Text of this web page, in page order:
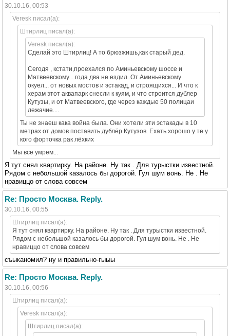
30.10.16, 00:53
Veresk писал(а):
Штирлиц писал(а):
Veresk писал(а):
Сделай это Штирлиц! А то брюзжишь,как старый дед.
Сегодя , кстати,проехался по Аминьевскому шоссе и
Матвеевскому... года два не ездил..От Аминьевскому
окуел... от новых мостов и эстакад, и строящихся... И что к
херам этот аквапарк снесли к куям, и что строится дублер
Кутузы, и от Матвеевского, где через каждые 50 полицаи
лежачие....
Ты не знаеш кака война была. Они хотели эти эстакады в 10
метрах от домов поставить.дублёр Кутузов. Ехать хорошо у те у
кого форточка рак лёхких
Мы все умрем...
Я тут снял квартирку. На районе. Ну так . Для турыстки известной.
Рядом с небольшой казалось бы дорогой. Гул шум вонь. Не . Не
нравиццо от слова совсем
Re: Просто Москва. Reply.
30.10.16, 00:55
Штирлиц писал(а):
Я тут снял квартирку. На районе. Ну так . Для турыстки известной.
Рядом с небольшой казалось бы дорогой. Гул шум вонь. Не . Не
нравиццо от слова совсем
съыканомил? ну и правильно-гыыы
Re: Просто Москва. Reply.
30.10.16, 00:56
Штирлиц писал(а):
Veresk писал(а):
Штирлиц писал(а):